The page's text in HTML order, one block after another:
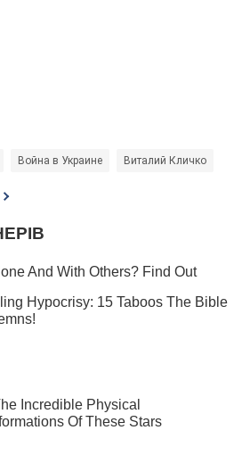
Война в Украине Виталий Кличко